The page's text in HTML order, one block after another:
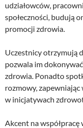
udziałowców,
społeczności, budują
promocji zdrowia.
Uczestnicy otrzymują
pozwala im
zdrowia. Ponadto
rozmowy,
w inicjatywach
Akcent na współpracę